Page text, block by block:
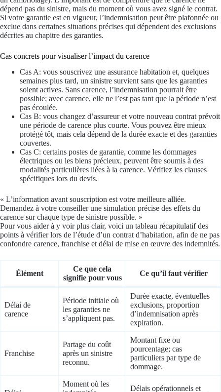
dépend pas du sinistre, mais du moment où vous avez signé le contrat.
Si votre garantie est en vigueur, l’indemnisation peut être plafonnée ou
exclue dans certaines situations précises qui dépendent des exclusions
décrites au chapitre des garanties.
Cas concrets pour visualiser l’impact du carence
Cas A: vous souscrivez une assurance habitation et, quelques
semaines plus tard, un sinistre survient sans que les garanties
soient actives. Sans carence, l’indemnisation pourrait être
possible; avec carence, elle ne l’est pas tant que la période n’est
pas écoulée.
Cas B: vous changez d’assureur et votre nouveau contrat prévoit
une période de carence plus courte. Vous pouvez être mieux
protégé tôt, mais cela dépend de la durée exacte et des garanties
couvertes.
Cas C: certains postes de garantie, comme les dommages
électriques ou les biens précieux, peuvent être soumis à des
modalités particulières liées à la carence. Vérifiez les clauses
spécifiques lors du devis.
« L’information avant souscription est votre meilleure alliée.
Demandez à votre conseiller une simulation précise des effets du
carence sur chaque type de sinistre possible. »
Pour vous aider à y voir plus clair, voici un tableau récapitulatif des
points à vérifier lors de l’étude d’un contrat d’habitation, afin de ne pas
confondre carence, franchise et délai de mise en œuvre des indemnités.
Élément
Ce que cela
signifie pour vous
Ce qu’il faut vérifier
Délai de
carence
Période initiale où
les garanties ne
s’appliquent pas.
Durée exacte, éventuelles
exclusions, proportion
d’indemnisation après
expiration.
Franchise
Partage du coût
après un sinistre
reconnu.
Montant fixe ou
pourcentage; cas
particuliers par type de
dommage.
Moment où les
Délais opérationnels et